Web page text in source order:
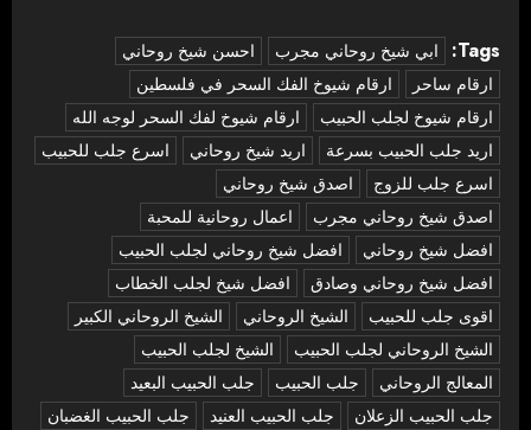
Tags: ‏ابي شيخ روحاني مجرب
احسن شيخ روحاني
ارقام ساحر
ارقام شيوخ الفك السحر في فلسطين
ارقام شيوخ لجلب الحبيب
ارقام شيوخ لفك السحر لوجه الله
اريد جلب الحبيب بسرعة
اريد شيخ روحاني
اسرع جلب للحبيب
اسرع جلب للزوج
اصدق شيخ روحاني
اصدق شيخ روحاني مجرب
اعمال روحانية للمحبة
افضل شيخ روحاني
افضل شيخ روحاني لجلب الحبيب
افضل شيخ روحاني وصادق
افضل شيخ لجلب الخطاب
اقوى جلب للحبيب
الشيخ الروحاني
الشيخ الروحاني الكبير
الشيخ الروحاني لجلب الحبيب
الشيخ لجلب الحبيب
المعالج الروحاني
جلب الحبيب
جلب الحبيب البعيد
جلب الحبيب الزعلان
جلب الحبيب العنيد
جلب الحبيب الغضبان